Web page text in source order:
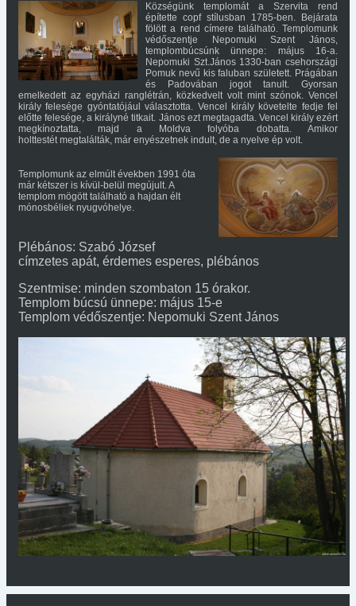
Községünk templomát a Szervita rend
építette copf stílusban 1785-ben. Bejárata
fölött a rend címere található. Templomunk
védőszentje Nepomuki Szent János,
templombúcsúnk ünnepe: május 16-a.
Nepomuki Szt.János 1330-ban csehországi
Pomuk nevű kis faluban született. Prágában
és Padovában jogot tanult. Gyorsan
emelkedett az egyházi ranglétrán, közkedvelt volt mint szónok. Vencel
király felesége gyóntatójául választotta. Vencel király követelte fedje fel
előtte felesége, a királyné titkait. János ezt megtagadta. Vencel király ezért
megkínoztatta, majd a Moldva folyóba dobatta. Amikor
holttestét megtalálták, már enyészetnek indult, de a nyelve ép volt.
Templomunk az elmúlt években 1991 óta
már kétszer is kívül-belül megújult. A
templom mögött található a hajdan élt
mónosbéliek nyugvóhelye.
Plébános: Szabó József
címzetes apát, érdemes esperes, plébános
Szentmise: minden szombaton 15 órakor.
Templom búcsú ünnepe: május 15-e
Templom védőszentje: Nepomuki Szent János